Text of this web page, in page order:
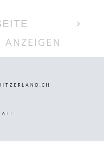
›
ANZEIGEN